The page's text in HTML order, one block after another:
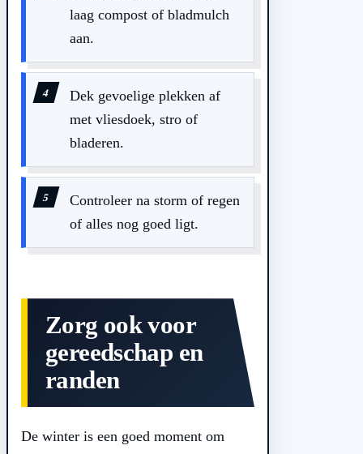
laag compost of bladmulch
aan.
Dek gevoelige plekken af
met vliesdoek, stro of
bladeren.
Controleer na storm of regen
of alles nog goed ligt.
Zorg ook voor
gereedschap en
randen
De winter is een goed moment om